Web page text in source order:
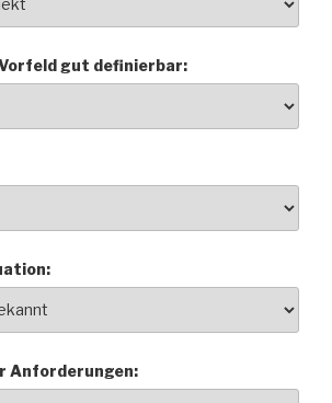
gut definierbar:
Anforderungen: